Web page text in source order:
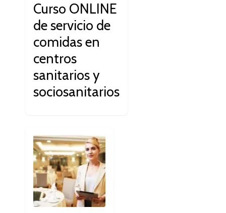
Curso ONLINE
de servicio de
comidas en
centros
sanitarios y
sociosanitarios